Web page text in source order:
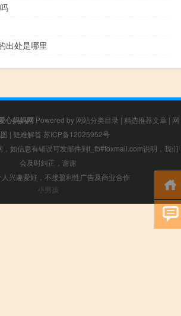
出处是哪里
心妈妈网 Powered by 网站分类目录 | 精选推荐文章 | 网
| 疑难解答 苏ICP备12025952号
如信息有错误可发邮件到f_fb#foxmail.com说明，我们
会及时纠正，谢谢
兴趣爱好，不接盈利性广告及商业合作
小男孩